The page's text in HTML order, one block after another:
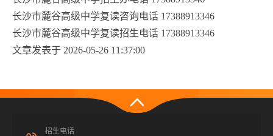
长沙市麓谷高级中学复读咨询电话 17388913346
长沙市麓谷高级中学复读招生电话 17388913346
文章发表于 2026-05-26 11:37:00
招生电话